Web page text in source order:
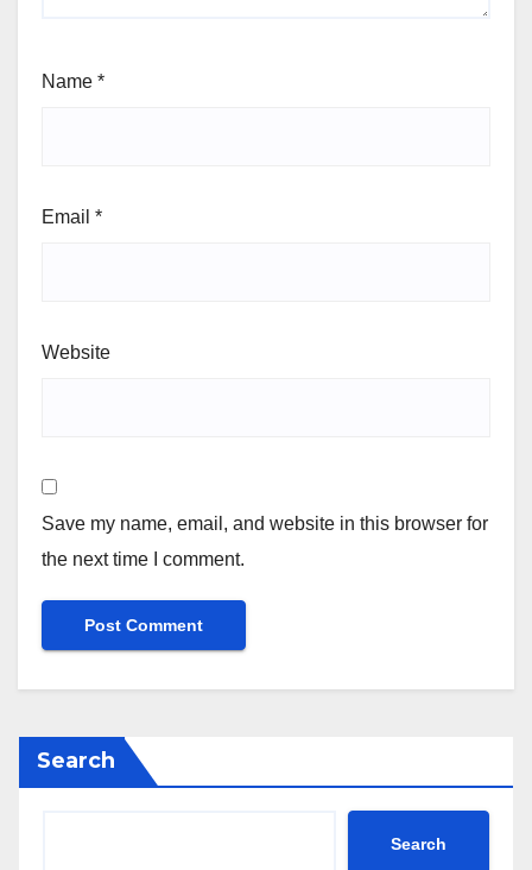
Name *
Email *
Website
Save my name, email, and website in this browser for
the next time I comment.
Search
Search